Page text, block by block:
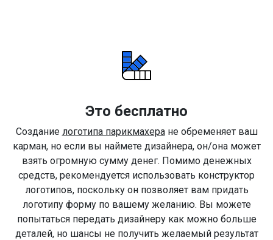
Это бесплатно
Создание логотипа парикмахеране обременяет ваш
карман, но если вы наймете дизайнера, он/она может
взять огромную сумму денег. Помимо денежных
средств, рекомендуется использовать конструктор
логотипов, поскольку он позволяет вам придать
логотипу форму по вашему желанию. Вы можете
попытаться передать дизайнеру как можно больше
деталей, но шансы не получить желаемый результат